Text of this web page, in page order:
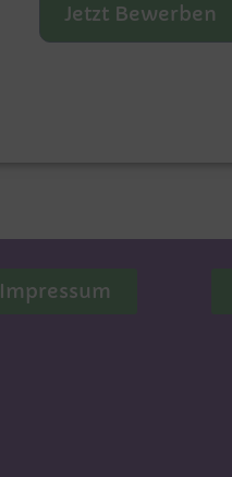
Jetzt Bewerben
Impressum